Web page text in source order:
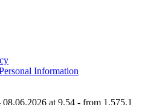
Information
at 9.54 - from 1.575.1